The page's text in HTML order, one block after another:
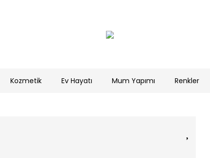
Kozmetik Ev Hayatı Mum Yapımı Renkler